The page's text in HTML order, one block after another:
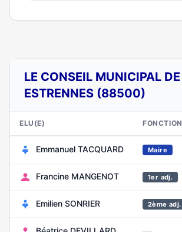
LE CONSEIL MUNICIPAL DE
ESTRENNES (88500)
ELU(E) FONCTION
Emmanuel TACQUARD Maire
Francine MANGENOT 1er adj.
Emilien SONRIER 2ème adj.